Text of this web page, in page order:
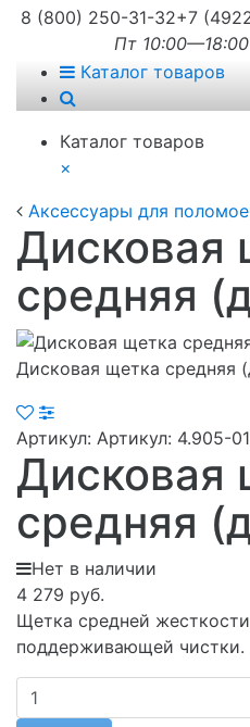
8 (800) 250-31-32+7
Пт
Каталог товаров
Каталог товаров
×
Аксессуары для
Дисковая
средняя
Дисковая щетка средняя
Артикул: Артикул: 4.905-
Дисковая
средняя
Нет в наличии
4 279 руб.
Щетка средней
поддерживающей чистки.